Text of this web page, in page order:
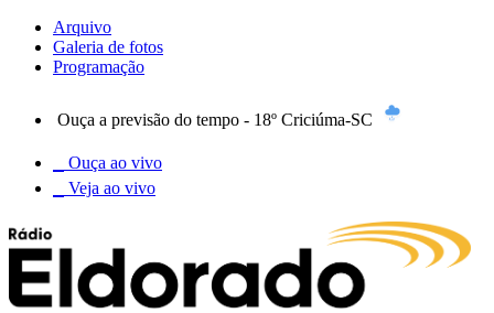
Arquivo
Galeria de fotos
Programação
Ouça a previsão do tempo - 18º Criciúma-SC
Ouça ao vivo
Veja ao vivo